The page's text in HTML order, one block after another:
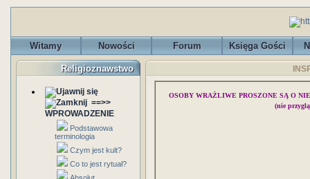
Witamy Nowości Forum Księga Gości
Religioznawstwo
==>>
WPROWADZENIE
Podstawowa
terminologia
Czym jest kult?
Co to jest rytuał?
OSOBY WRAŻLIWE PROSZONE SĄ O
(nie